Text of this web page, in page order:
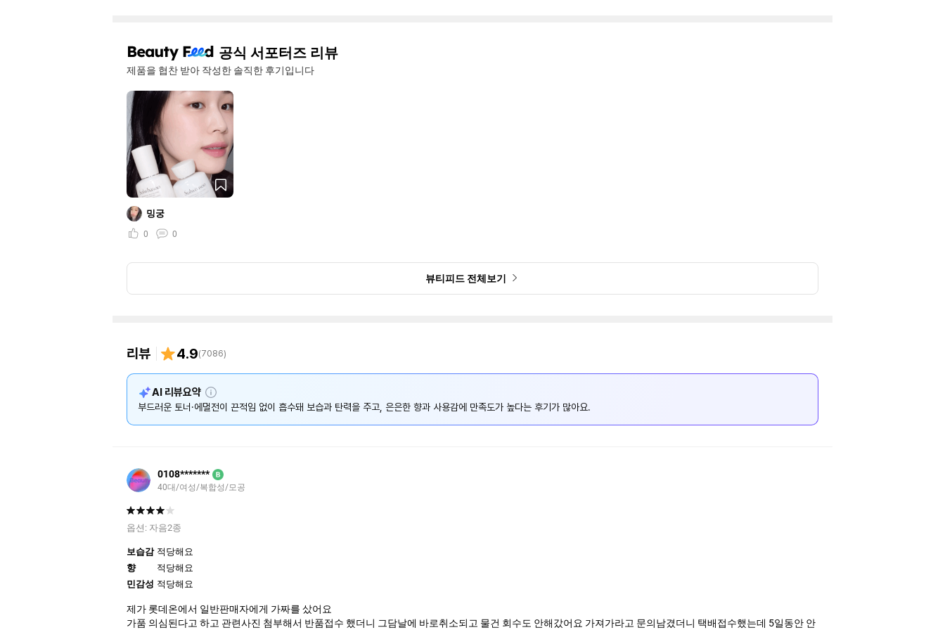
공식 서포터즈 리뷰
제품을 협찬 받아 작성한 솔직한 후기입니다
밍궁
0 0
뷰티피드 전체보기
리뷰 4.9(7086)
AI 리뷰요약 설
명
부드러운 토너·에멀전이 끈적임 없이 흡수돼 보습과 탄력을 주고, 은은한 향과 사용감에 만족도가 높다는 후기가 많아요.
0108******* B
40대/여성/복합성/모공
옵션: 자음2종
보습감 적당해요
향
적당해요
민감성 적당해요
제가 롯데온에서 일반판매자에게 가짜를 샀어요
가품 의심된다고 하고 관련사진 첨부해서 반품접수 했더니 그담날에 바로취소되고 물건 회수도 안해갔어요 가져가라고 문의남겼더니 택배접수했는데 5일동안 안